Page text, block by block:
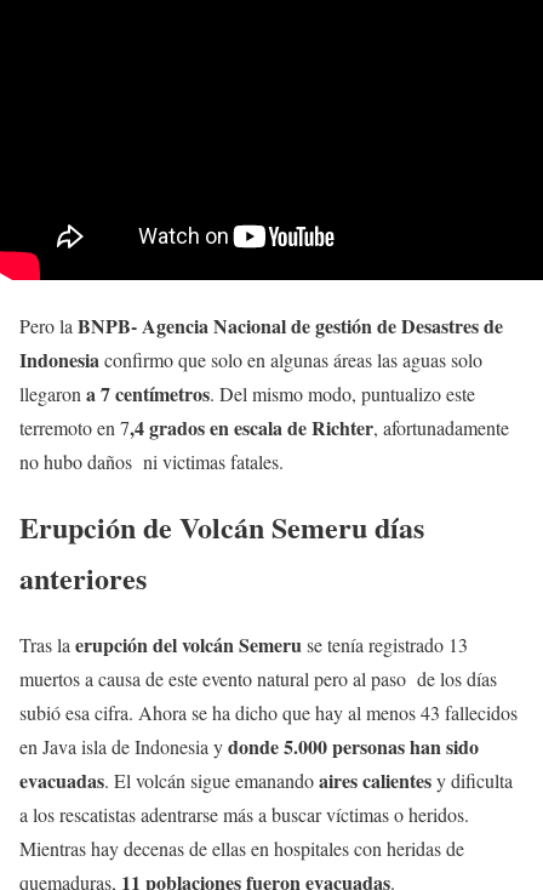
Pero la BNPB- Agencia Nacional de gestión de Desastres de
Indonesia confirmo que solo en algunas áreas las aguas solo
llegaron a 7 centímetros. Del mismo modo, puntualizo este
terremoto en 7,4 grados en escala de Richter, afortunadamente
no hubo daños ni victimas fatales.
Erupción de Volcán Semeru días
anteriores
Tras laerupción del volcán Semeruse tenía registrado 13
muertos a causa de este evento natural pero al paso de los días
subió esa cifra. Ahora se ha dicho que hay al menos 43 fallecidos
en Java isla de Indonesia ydonde 5.000 personas han sido
evacuadas. El volcán sigue emanandoaires calientesy dificulta
a los rescatistas adentrarse más a buscar víctimas o heridos.
Mientras hay decenas de ellas en hospitales con heridas de
quemaduras, 11 poblaciones fueron evacuadas.